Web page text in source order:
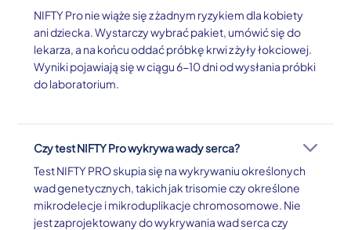
NIFTY Pro nie wiąże się z żadnym ryzykiem dla kobiety
ani dziecka. Wystarczy wybrać pakiet, umówić się do
lekarza, a na końcu oddać próbkę krwi z żyły łokciowej.
Wyniki pojawiają się w ciągu 6-10 dni od wysłania próbki
do laboratorium.
Czy test NIFTY Pro wykrywa wady serca?
Test NIFTY PRO skupia się na wykrywaniu określonych
wad genetycznych, takich jak trisomie czy określone
mikrodelecje i mikroduplikacje chromosomowe. Nie
jest zaprojektowany do wykrywania wad serca czy